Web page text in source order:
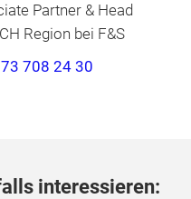
Partner & Head
Region bei F&S
708 24 30
interessieren: